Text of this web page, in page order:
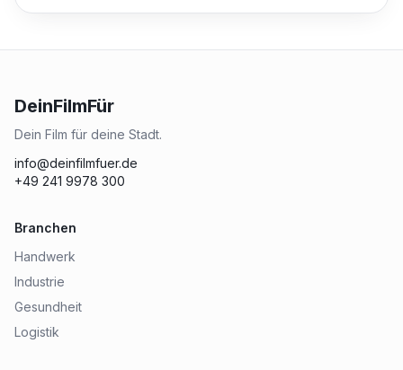
DeinFilmFür
Dein Film für deine Stadt.
info@deinfilmfuer.de
+49 241 9978 300
Branchen
Handwerk
Industrie
Gesundheit
Logistik